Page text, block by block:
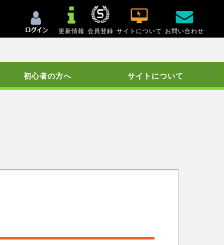
更新情報 会員登録 サイトについて お問い合わせ
初心者の方へ サイトについて